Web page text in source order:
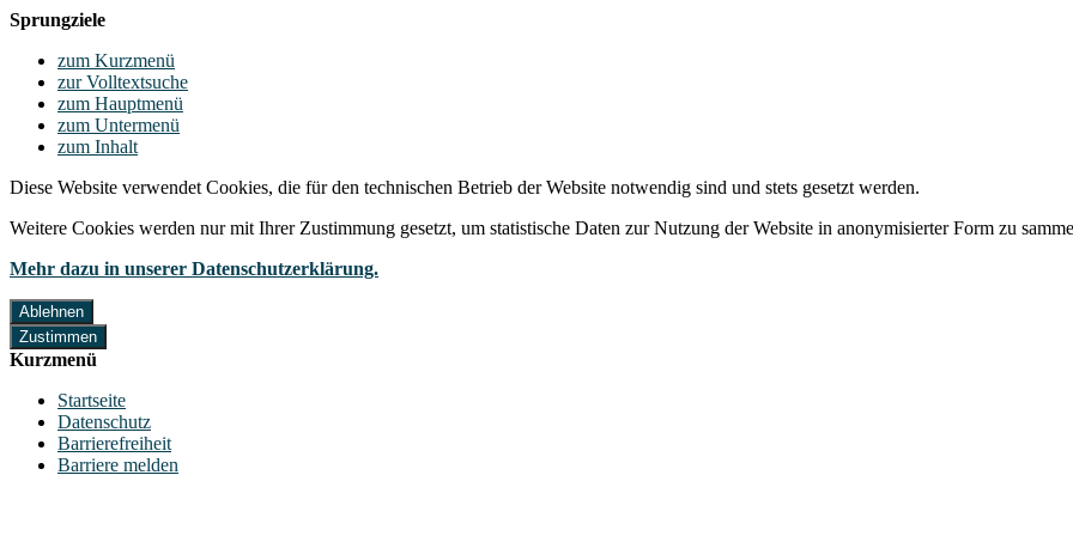
Sprungziele
zum Kurzmenü
zur Volltextsuche
zum Hauptmenü
zum Untermenü
zum Inhalt
Diese Website verwendet Cookies, die für den technischen Betrieb der Website notwendig sind und stets gesetzt werden.
Weitere Cookies werden nur mit Ihrer Zustimmung gesetzt, um statistische Daten zur Nutzung der Website in anonymisierter Form zu
Mehr dazu in unserer Datenschutzerklärung.
Ablehnen
Zustimmen
Kurzmenü
Startseite
Datenschutz
Barrierefreiheit
Barriere melden